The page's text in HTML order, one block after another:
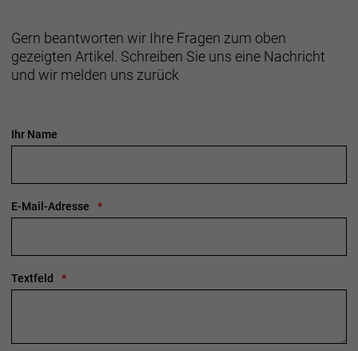
Gern beantworten wir Ihre Fragen zum oben
gezeigten Artikel. Schreiben Sie uns eine Nachricht
und wir melden uns zurück
Ihr Name
E-Mail-Adresse
Textfeld